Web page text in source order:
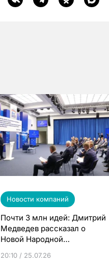
Новости компаний
Почти 3 млн идей: Дмитрий
Медведев рассказал о
Новой Народной
20:10 / 25.07.26